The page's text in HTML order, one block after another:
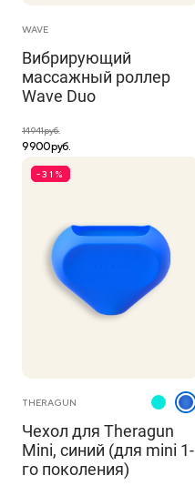
WAVE
Вибрирующий
массажный роллер
Wave Duo
14 941 руб.
9 900 руб.
-31%
THERAGUN
Чехол для Theragun
Mini, синий (для mini 1-
го поколения)